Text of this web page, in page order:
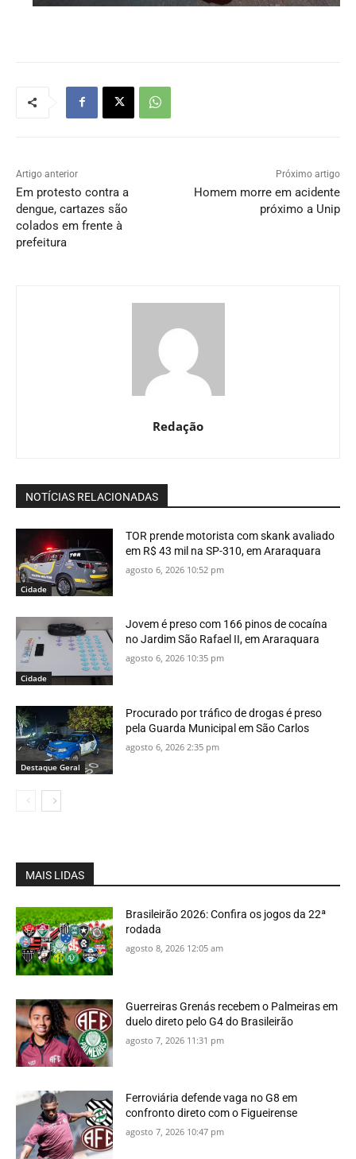
Artigo anterior
Em protesto contra a
dengue, cartazes são
colados em frente à
prefeitura
Próximo artigo
Homem morre em acidente
próximo a Unip
Redação
NOTÍCIAS RELACIONADAS
Cidade
TOR prende motorista com skank avaliado
em R$ 43 mil na SP-310, em Araraquara
agosto 6, 2026 10:52 pm
Cidade
Jovem é preso com 166 pinos de cocaína
no Jardim São Rafael II, em Araraquara
agosto 6, 2026 10:35 pm
Destaque Geral
Procurado por tráfico de drogas é preso
pela Guarda Municipal em São Carlos
agosto 6, 2026 2:35 pm
MAIS LIDAS
Brasileirão 2026: Confira os jogos da 22ª
rodada
agosto 8, 2026 12:05 am
Guerreiras Grenás recebem o Palmeiras em
duelo direto pelo G4 do Brasileirão
agosto 7, 2026 11:31 pm
Ferroviária defende vaga no G8 em
confronto direto com o Figueirense
agosto 7, 2026 10:47 pm